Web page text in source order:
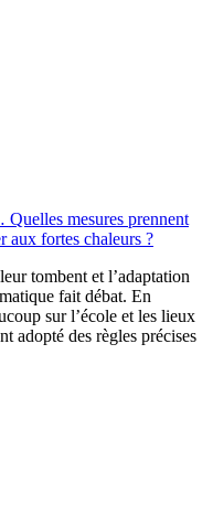
mesures prennent
aux fortes chaleurs ?
tombent et l’adaptation
fait débat. En
sur l’école et les lieux
adopté des règles précises